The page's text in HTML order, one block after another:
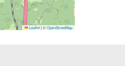
Leaflet|©OpenStreetMap